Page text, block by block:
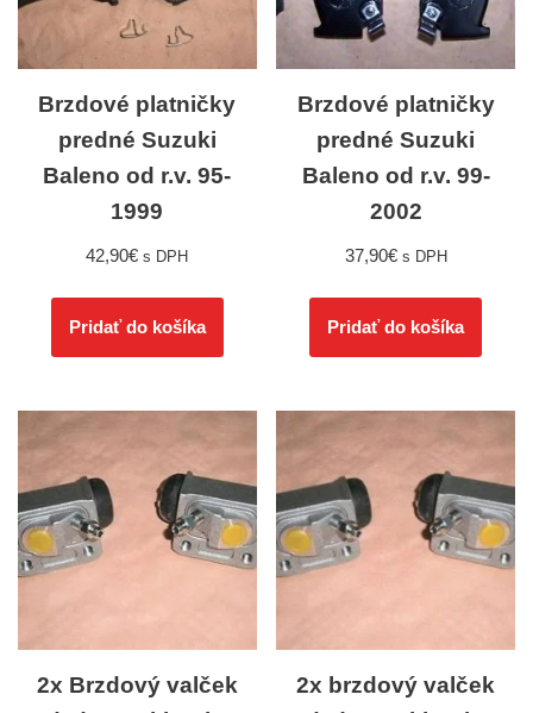
Brzdové platničky
predné Suzuki
Baleno od r.v. 95-
1999
42,90€ s DPH
Pridať do košíka
Brzdové platničky
predné Suzuki
Baleno od r.v. 99-
2002
37,90€ s DPH
Pridať do košíka
2x Brzdový valček
2x brzdový valček